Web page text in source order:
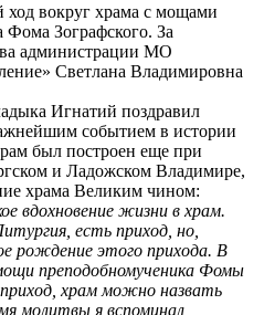
ход вокруг храма с мощами
Фома Зографского. За
администрации МО
Светлана Владимировна
Игнатий поздравил
событием в истории
был построен еще при
и Ладожском Владимире,
храма Великим чином:
вдохновение жизни в храм.
есть приход, но,
рождение этого прихода. В
преподобномученика Фомы
храм можно назвать
молитвы я вспоминал